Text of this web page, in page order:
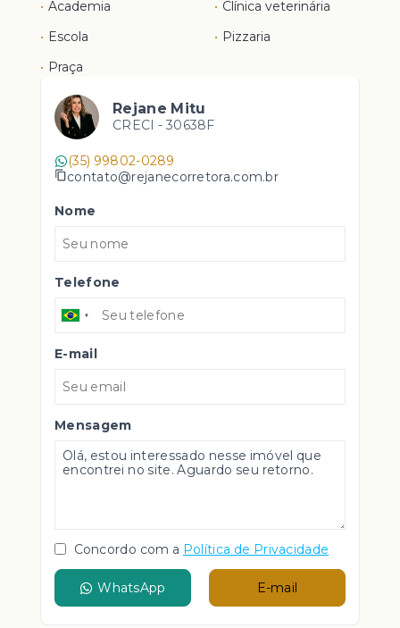
• Academia • Clínica veterinária
• Escola • Pizzaria
• Praça
Rejane Mitu
CRECI - 30638F
(35) 99802-0289
contato@rejanecorretora.com.br
Nome
Telefone
E-mail
Mensagem
Concordo com a Política de Privacidade
WhatsApp E-mail